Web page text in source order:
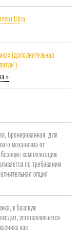
Libra
(дополнительная
»
бронированная, для
механизма от
комплектацию
по требованию
опция
в базовую
устанавливается
как